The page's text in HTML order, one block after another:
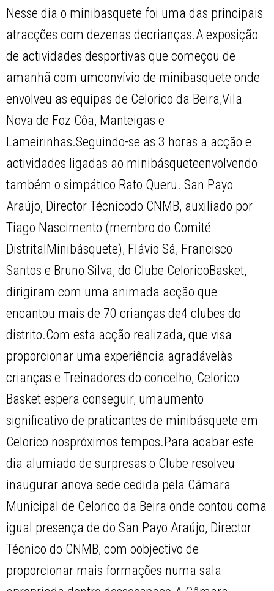
Nesse dia o minibasquete foi uma das principais
atracções com dezenas decrianças.A exposição
de actividades desportivas que começou de
amanhã com umconvívio de minibasquete onde
envolveu as equipas de Celorico da Beira,Vila
Nova de Foz Côa, Manteigas e
Lameirinhas.Seguindo-se as 3 horas a acção e
actividades ligadas ao minibásqueteenvolvendo
também o simpático Rato Queru. San Payo
Araújo, Director Técnicodo CNMB, auxiliado por
Tiago Nascimento (membro do Comité
DistritalMinibásquete), Flávio Sá, Francisco
Santos e Bruno Silva, do Clube CeloricoBasket,
dirigiram com uma animada acção que
encantou mais de 70 crianças de4 clubes do
distrito.Com esta acção realizada, que visa
proporcionar uma experiência agradávelàs
crianças e Treinadores do concelho, Celorico
Basket espera conseguir, umaumento
significativo de praticantes de minibásquete em
Celorico nospróximos tempos.Para acabar este
dia alumiado de surpresas o Clube resolveu
inaugurar anova sede cedida pela Câmara
Municipal de Celorico da Beira onde contou coma
igual presença de do San Payo Araújo, Director
Técnico do CNMB, com oobjectivo de
proporcionar mais formações numa sala